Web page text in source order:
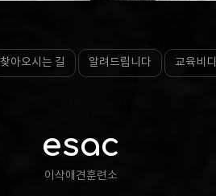
찾아오시는 길 알려드립니다 교육비
esac
이삭애견훈련소